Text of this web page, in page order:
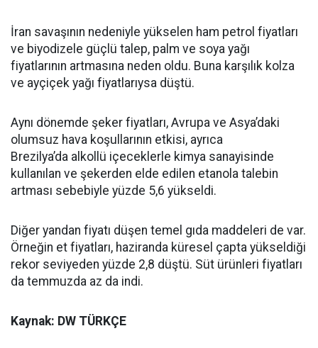
İran savaşının nedeniyle yükselen ham petrol fiyatları
ve biyodizele güçlü talep, palm ve soya yağı
fiyatlarının artmasına neden oldu. Buna karşılık kolza
ve ayçiçek yağı fiyatlarıysa düştü.
Aynı dönemde şeker fiyatları, Avrupa ve Asya’daki
olumsuz hava koşullarının etkisi, ayrıca
Brezilya’da alkollü içeceklerle kimya sanayisinde
kullanılan ve şekerden elde edilen etanola talebin
artması sebebiyle yüzde 5,6 yükseldi.
Diğer yandan fiyatı düşen temel gıda maddeleri de var.
Örneğin et fiyatları, haziranda küresel çapta yükseldiği
rekor seviyeden yüzde 2,8 düştü. Süt ürünleri fiyatları
da temmuzda az da indi.
Kaynak: DW TÜRKÇE